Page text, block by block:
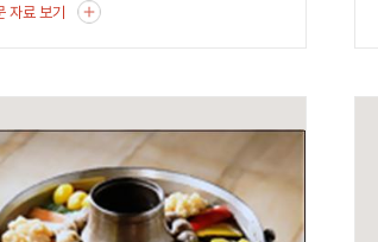
자료 보기